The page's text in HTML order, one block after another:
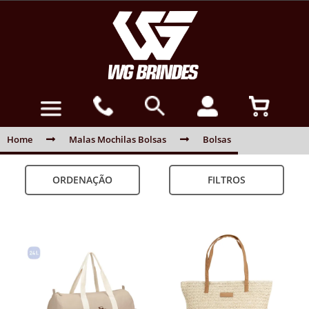
Home Malas Mochilas Bolsas Bolsas
ORDENAÇÃO FILTROS